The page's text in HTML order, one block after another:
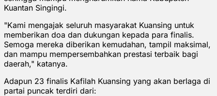
Kuantan Singingi.
"Kami mengajak seluruh masyarakat Kuansing untuk
memberikan doa dan dukungan kepada para finalis.
Semoga mereka diberikan kemudahan, tampil maksimal,
dan mampu mempersembahkan prestasi terbaik bagi
daerah," katanya.
Adapun 23 finalis Kafilah Kuansing yang akan berlaga di
partai puncak terdiri dari: